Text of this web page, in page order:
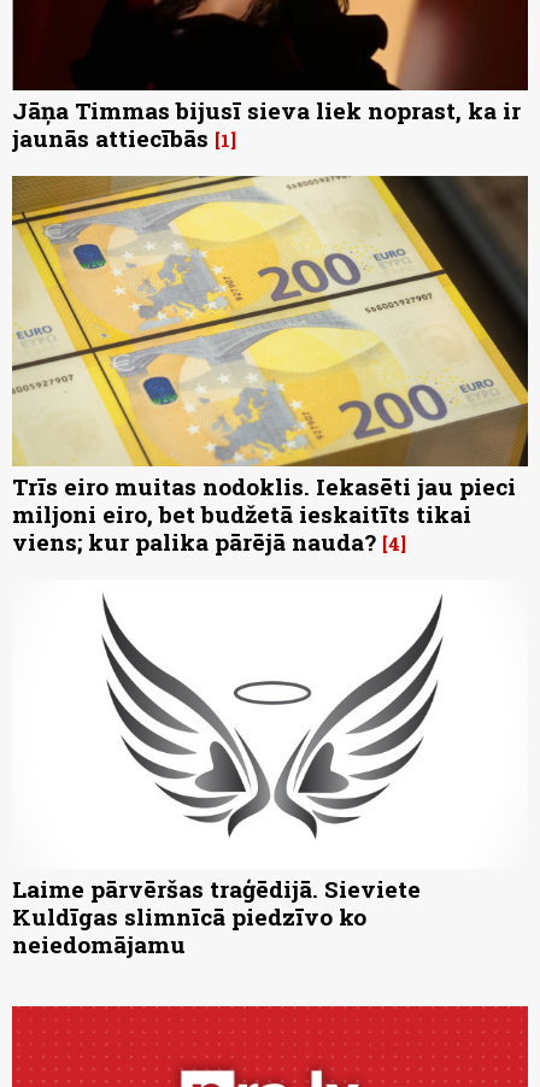
Jāņa Timmas bijusī sieva liek noprast, ka ir
jaunās attiecībās 1
Trīs eiro muitas nodoklis. Iekasēti jau pieci
miljoni eiro, bet budžetā ieskaitīts tikai
viens; kur palika pārējā nauda? 4
Laime pārvēršas traģēdijā. Sieviete
Kuldīgas slimnīcā piedzīvo ko
neiedomājamu